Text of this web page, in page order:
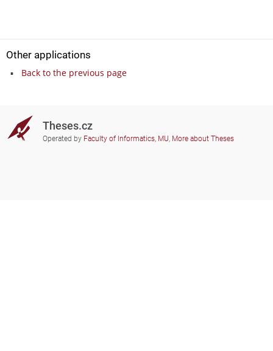
Other applications
Back to the previous page
Theses.cz
Operated by Faculty of Informatics, MU, More about Theses